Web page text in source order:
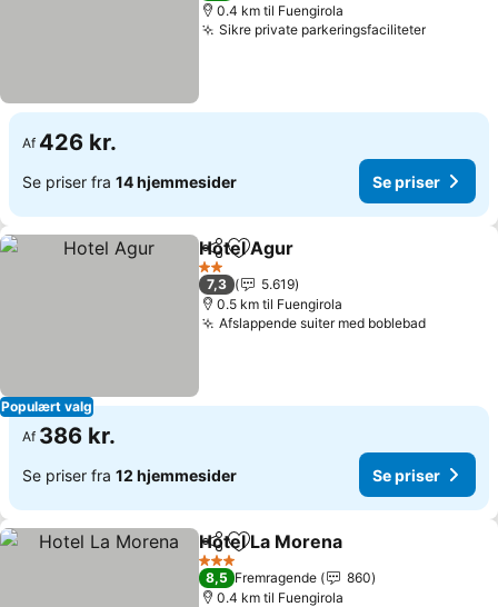
0.4 km til Fuengirola
Sikre private parkeringsfaciliteter
Af 426 kr.
Se priser fra 14 hjemmesider Se priser
Populært valg
Del Føj til favoritter
Hotel Agur
2 Stjerner
7,3
5.619
0.5 km til Fuengirola
Afslappende suiter med boblebad
Af 386 kr.
Se priser fra 12 hjemmesider Se priser
Del Føj til favoritter
Hotel La Morena
3 Stjerner
8,5 Fremragende
860
0.4 km til Fuengirola